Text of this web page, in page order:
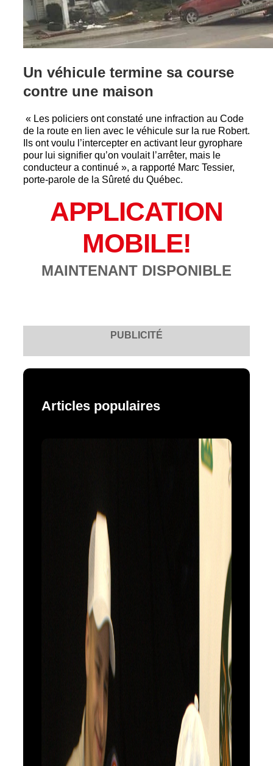
Un véhicule termine sa course
contre une maison
« Les policiers ont constaté une infraction au Code
de la route en lien avec le véhicule sur la rue Robert.
Ils ont voulu l’intercepter en activant leur gyrophare
pour lui signifier qu’on voulait l’arrêter, mais le
conducteur a continué », a rapporté Marc Tessier,
porte-parole de la Sûreté du Québec.
APPLICATION
MOBILE!
MAINTENANT DISPONIBLE
PUBLICITÉ
Articles populaires